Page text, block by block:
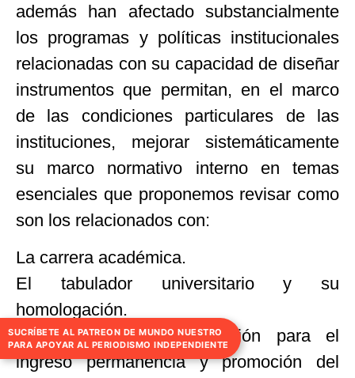
además han afectado substancialmente
los programas y políticas institucionales
relacionadas con su capacidad de diseñar
instrumentos que permitan, en el marco
de las condiciones particulares de las
instituciones, mejorar sistemáticamente
su marco normativo interno en temas
esenciales que proponemos revisar como
son los relacionados con:
La carrera académica.
El tabulador universitario y su
homologación.
Los procesos de evaluación para el
ingreso permanencia y promoción del
SUCRÍBETE AL PATREON DE MUNDO NUESTRO
PARA APOYAR AL PERIODISMO INDEPENDIENTE